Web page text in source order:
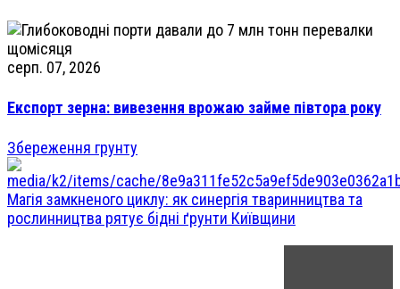
серп. 07, 2026
Експорт зерна: вивезення врожаю займе півтора року
Збереження грунту
Магія замкненого циклу: як синергія тваринництва та
рослинництва рятує бідні ґрунти Київщини